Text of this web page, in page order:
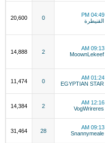
04:49 PM
القنيطرة 0
20,600
09:13 AM
MoownLekeef
2
14,888
01:24 AM
EGYPTIAN STAR
0
11,474
12:16 AM
VogWrireres
2
14,384
09:13 AM
Snannymeale
28
31,464